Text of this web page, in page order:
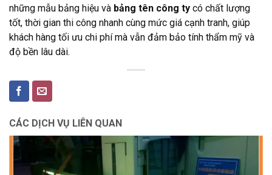
những mẫu bảng hiệu và bảng tên công ty có chất lượng
tốt, thời gian thi công nhanh cùng mức giá cạnh tranh, giúp
khách hàng tối ưu chi phí mà vẫn đảm bảo tính thẩm mỹ và
độ bền lâu dài.
CÁC DỊCH VỤ LIÊN QUAN